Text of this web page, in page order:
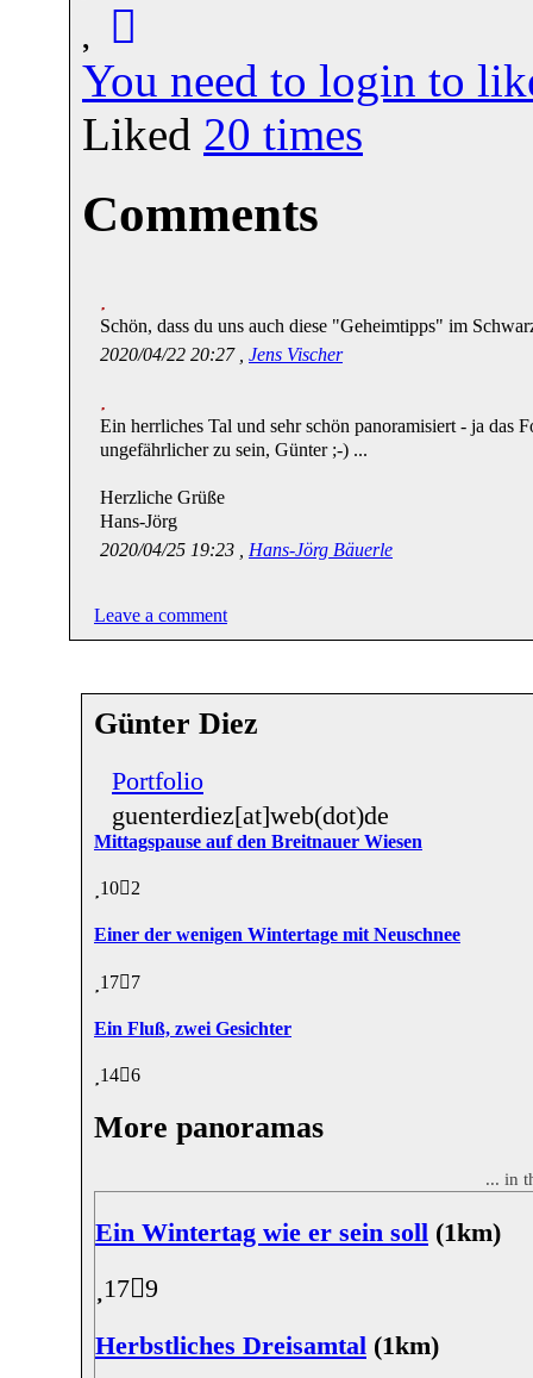
You need to login to
Liked 20 times
Comments
Schön, dass du uns auch diese "Geheimtipps" im
2020/04/22 20:27 , Jens Vischer
Ein herrliches Tal und sehr schön panoramisiert - ja das
ungefährlicher zu sein, Günter ;-) ...
Herzliche Grüße
Hans-Jörg
2020/04/25 19:23 , Hans-Jörg Bäuerle
Leave a comment
Günter Diez
Portfolio
guenterdiez[at]web(dot)de
Mittagspause auf den Breitnauer Wiesen
10 2
Einer der wenigen Wintertage mit Neuschnee
17 7
Ein Fluß, zwei Gesichter
14 6
More panoramas
... in
Ein Wintertag wie er sein soll (1km)
17 9
Herbstliches Dreisamtal (1km)